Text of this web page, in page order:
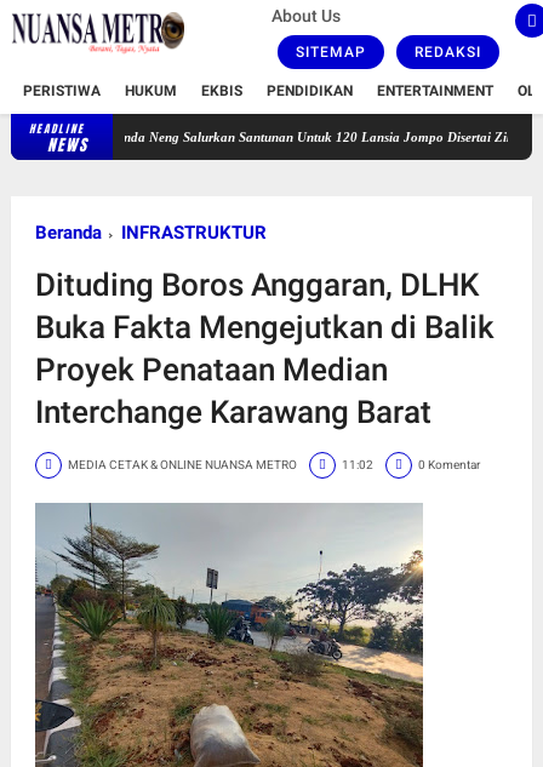
About Us
SITEMAP REDAKSI
PERISTIWA HUKUM EKBIS PENDIDIKAN ENTERTAINMENT
HEADLINE
NEWS
Bunda Neng Salurkan Santunan Untuk 120 Lansia Jompo Disertai Zikir dan Doa Bersama
Beranda INFRASTRUKTUR
Dituding Boros Anggaran, DLHK
Buka Fakta Mengejutkan di Balik
Proyek Penataan Median
Interchange Karawang Barat
MEDIA CETAK & ONLINE NUANSA METRO 11:02 0 Komentar